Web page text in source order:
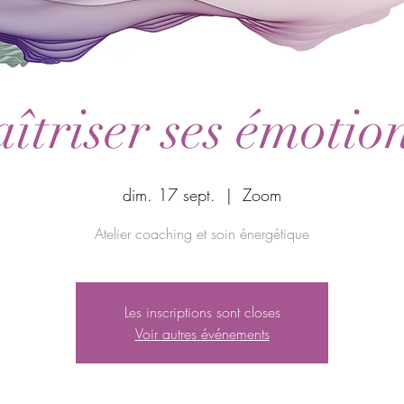
ses
dim. 17 sept.
  |
Zoom
Atelier coaching et soin énergétique
Les inscriptions sont closes
Voir autres événements